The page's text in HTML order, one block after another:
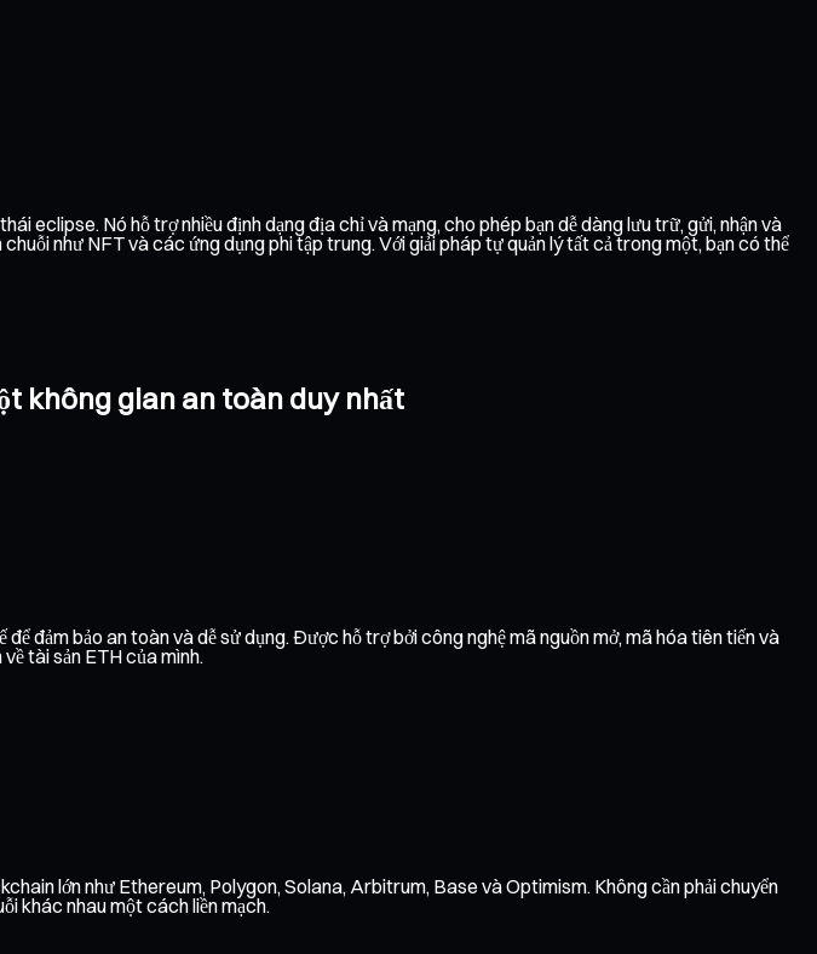
eclipse. Nó hỗ trợ nhiều định dạng địa chỉ và mạng, cho phép bạn dễ dàng lưu trữ, gửi, nhận và
như NFT và các ứng dụng phi tập trung. Với giải pháp tự quản lý tất cả trong một, bạn có thể
không gian an toàn duy nhất
đảm bảo an toàn và dễ sử dụng. Được hỗ trợ bởi công nghệ mã nguồn mở, mã hóa tiên tiến và
tài sản ETH của mình.
lớn như Ethereum, Polygon, Solana, Arbitrum, Base và Optimism. Không cần phải chuyển
khác nhau một cách liền mạch.